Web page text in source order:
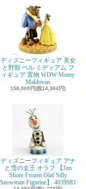
ディズニーフィギュア 美女
と野獣 ベル ミディアム フ
ィギュア 置物 WDW Monty
Maldovan
158,000円(税14,364円)
ディズニーフィギュア アナ
と雪の女王 オラフ 【Jim
Shore Frozen Olaf Silly
Snowman Figurine】 4039083